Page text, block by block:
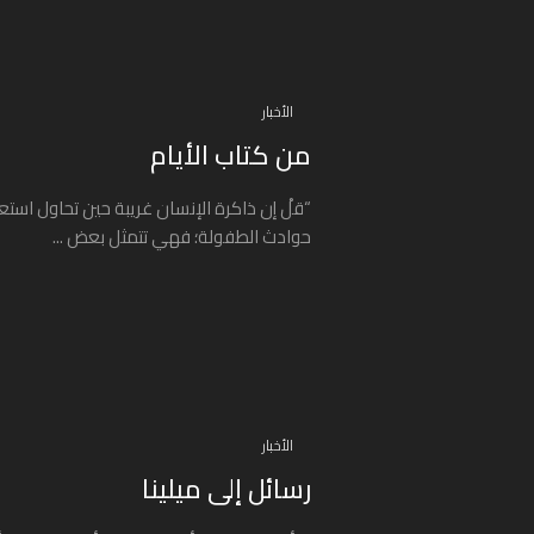
الأخبار
من كتاب الأيام
“قلْ إن ذاكرة الإنسان غريبة حين تحاول
حوادث الطفولة؛ فهي تتمثل بعض ...
الأخبار
رسائل إلى ميلينا